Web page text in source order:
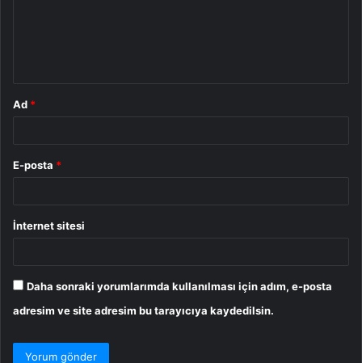
Ad *
E-posta *
İnternet sitesi
Daha sonraki yorumlarımda kullanılması için adım, e-posta
adresim ve site adresim bu tarayıcıya kaydedilsin.